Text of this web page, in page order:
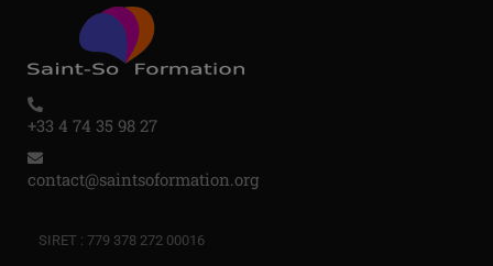
+33 4 74 35 98 27
contact@saintsoformation.org
SIRET : 779 378 272 00016